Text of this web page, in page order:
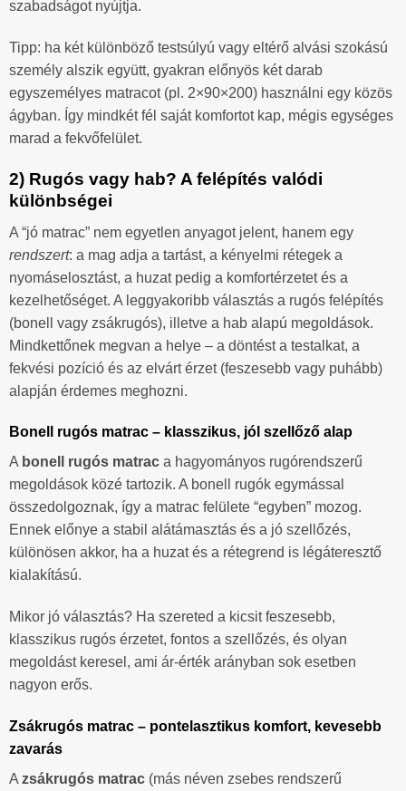
szabadságot nyújtja.
Tipp: ha két különböző testsúlyú vagy eltérő alvási szokású
személy alszik együtt, gyakran előnyös két darab
egyszemélyes matracot (pl. 2×90×200) használni egy közös
ágyban. Így mindkét fél saját komfortot kap, mégis egységes
marad a fekvőfelület.
2) Rugós vagy hab? A felépítés valódi
különbségei
A “jó matrac” nem egyetlen anyagot jelent, hanem egy
rendszert: a mag adja a tartást, a kényelmi rétegek a
nyomáselosztást, a huzat pedig a komfortérzetet és a
kezelhetőséget. A leggyakoribb választás a rugós felépítés
(bonell vagy zsákrugós), illetve a hab alapú megoldások.
Mindkettőnek megvan a helye – a döntést a testalkat, a
fekvési pozíció és az elvárt érzet (feszesebb vagy puhább)
alapján érdemes meghozni.
Bonell rugós matrac – klasszikus, jól szellőző alap
A bonell rugós matrac a hagyományos rugórendszerű
megoldások közé tartozik. A bonell rugók egymással
összedolgoznak, így a matrac felülete “egyben” mozog.
Ennek előnye a stabil alátámasztás és a jó szellőzés,
különösen akkor, ha a huzat és a rétegrend is légáteresztő
kialakítású.
Mikor jó választás? Ha szereted a kicsit feszesebb,
klasszikus rugós érzetet, fontos a szellőzés, és olyan
megoldást keresel, ami ár-érték arányban sok esetben
nagyon erős.
Zsákrugós matrac – pontelasztikus komfort, kevesebb
zavarás
A zsákrugós matrac (más néven zsebes rendszerű